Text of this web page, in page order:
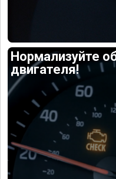
Нормализуйте
двигателя!